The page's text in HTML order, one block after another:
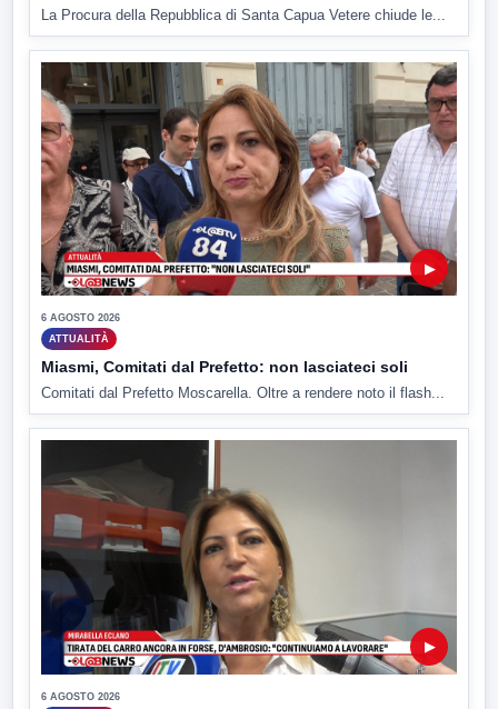
La Procura della Repubblica di Santa Capua Vetere chiude le...
▶
6 AGOSTO 2026
ATTUALITÀ
Miasmi, Comitati dal Prefetto: non lasciateci soli
Comitati dal Prefetto Moscarella. Oltre a rendere noto il flash...
▶
6 AGOSTO 2026